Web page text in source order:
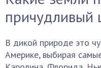
причудливый
В дикой природе это
Америке, выбирая